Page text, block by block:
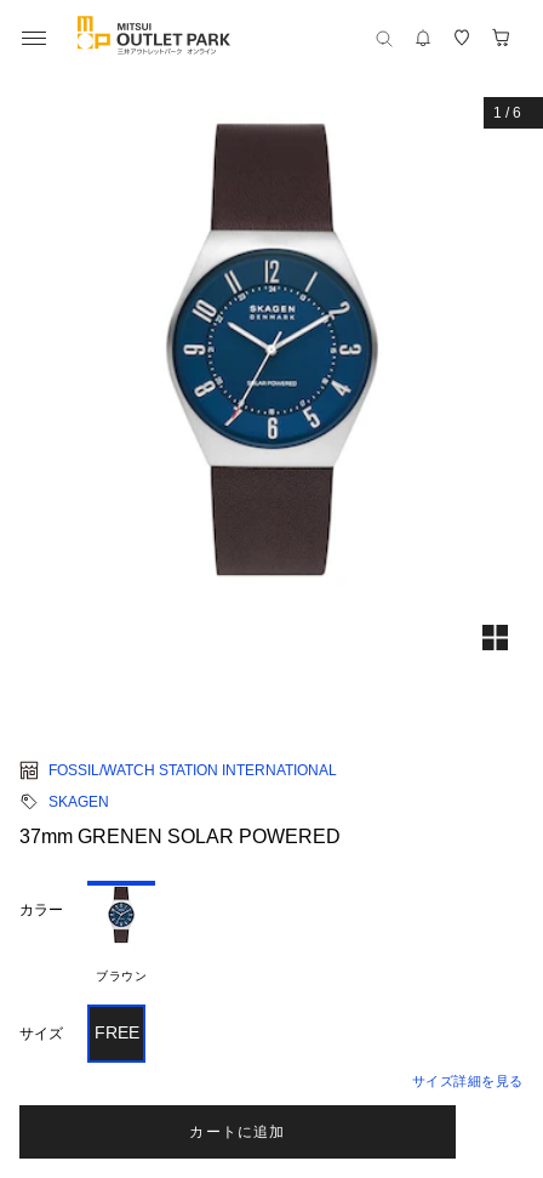
1 /6
FOSSIL/WATCH STATION INTERNATIONAL
SKAGEN
37mm GRENEN SOLAR POWERED
カラー
ブラウン
サイズ FREE
サイズ詳細を見る
カートに追加